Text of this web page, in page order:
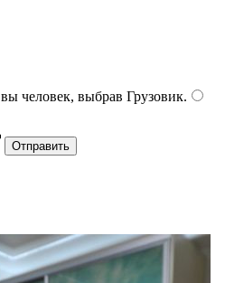
человек, выбрав Грузовик.